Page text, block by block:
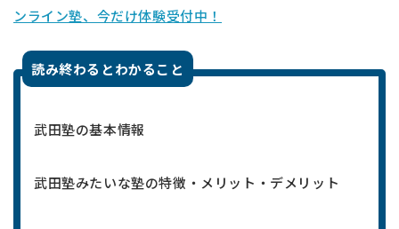
ンライン塾、今だけ体験受付中！
読み終わるとわかること
武田塾の基本情報
武田塾みたいな塾の特徴・メリット・デメリット